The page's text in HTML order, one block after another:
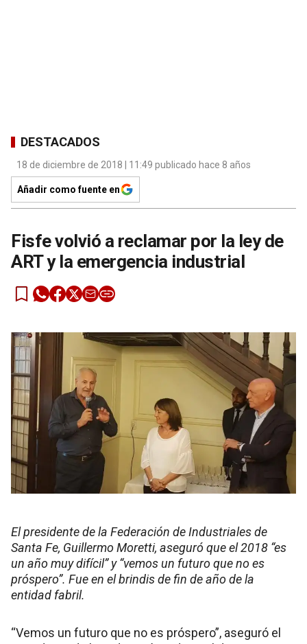
DESTACADOS
18 de diciembre de 2018 | 11:49 publicado hace 8 años
Añadir como fuente en
Fisfe volvió a reclamar por la ley de
ART y la emergencia industrial
El presidente de la Federación de Industriales de
Santa Fe, Guillermo Moretti, aseguró que el 2018 “es
un año muy difícil” y “vemos un futuro que no es
próspero”. Fue en el brindis de fin de año de la
entidad fabril.
“Vemos un futuro que no es próspero”, aseguró el